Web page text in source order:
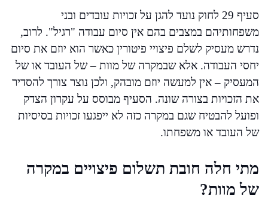
סעיף 29 לחוק נועד להגן על זכויות עובדים ובני
משפחותיהם במצבים בהם אין סיום עבודה "רגיל". לרוב,
נדרש מעסיק לשלם פיצויי פיטורין כאשר הוא יוזם את סיום
יחסי העבודה. אלא שבמקרה של מוות – של העובד או של
המעסיק – אין למעשה יוזם מובהק, ולכן נוצר צורך להסדיר
את הזכויות בצורה שונה. הסעיף מבוסס על עקרון הצדק
ופועל להבטיח שגם במקרה כזה לא ייפגעו זכויות בסיסיות
של העובד או משפחתו.
מתי חלה חובת תשלום פיצויים במקרה
של מוות?